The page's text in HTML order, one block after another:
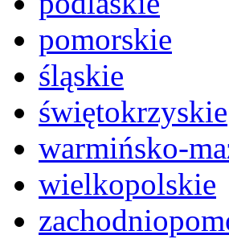
pomorskie
śląskie
świętokrzyskie
warmińsko-
wielkopolskie